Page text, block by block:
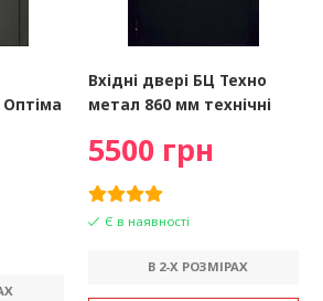
Вхідні двері БЦ Техно
метал 860 мм технічні
5500 грн
Є в наявності
В 2-X РОЗМІРАХ